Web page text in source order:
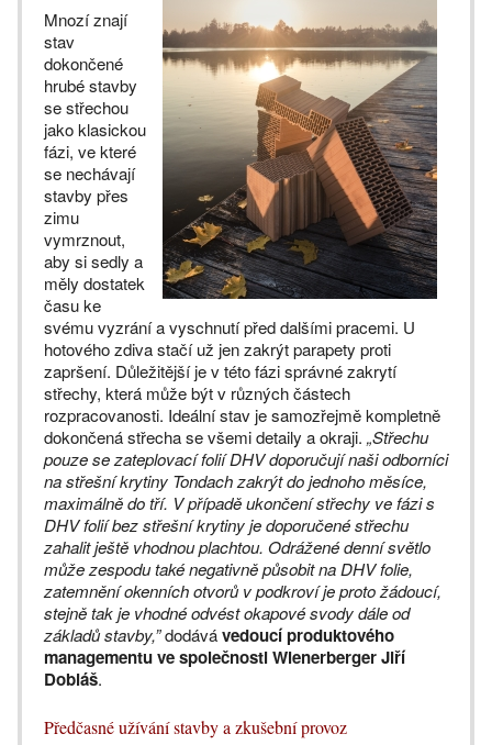
Mnozí znají
stav
dokončené
hrubé stavby
se střechou
jako klasickou
fázi, ve které
se nechávají
stavby přes
zimu
vymrznout,
aby si sedly a
měly dostatek
času ke
svému vyzrání a vyschnutí před dalšími pracemi. U
hotového zdiva stačí už jen zakrýt parapety proti
zapršení. Důležitější je v této fázi správné zakrytí
střechy, která může být v různých částech
rozpracovanosti. Ideální stav je samozřejmě kompletně
dokončená střecha se všemi detaily a okraji. „Střechu
pouze se zateplovací folií DHV doporučují naši odborníci
na střešní krytiny Tondach zakrýt do jednoho měsíce,
maximálně do tří. V případě ukončení střechy ve fázi s
DHV folií bez střešní krytiny je doporučené střechu
zahalit ještě vhodnou plachtou. Odrážené denní světlo
může zespodu také negativně působit na DHV folie,
zatemnění okenních otvorů v podkroví je proto žádoucí,
stejně tak je vhodné odvést okapové svody dále od
základů stavby,”dodávávedoucí produktového
managementu ve společnosti Wienerberger Jiří
Dobiáš.
Předčasné užívání stavby a zkušební provoz